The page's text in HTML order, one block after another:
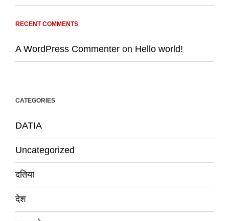
RECENT COMMENTS
A WordPress Commenter on Hello world!
CATEGORIES
DATIA
Uncategorized
दतिया
देश